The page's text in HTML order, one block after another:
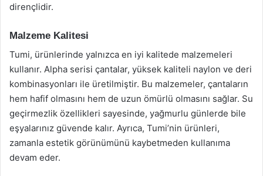
dirençlidir.
Malzeme Kalitesi
Tumi, ürünlerinde yalnızca en iyi kalitede malzemeleri
kullanır. Alpha serisi çantalar, yüksek kaliteli naylon ve deri
kombinasyonları ile üretilmiştir. Bu malzemeler, çantaların
hem hafif olmasını hem de uzun ömürlü olmasını sağlar. Su
geçirmezlik özellikleri sayesinde, yağmurlu günlerde bile
eşyalarınız güvende kalır. Ayrıca, Tumi’nin ürünleri,
zamanla estetik görünümünü kaybetmeden kullanıma
devam eder.